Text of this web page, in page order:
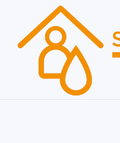
Skip to main content